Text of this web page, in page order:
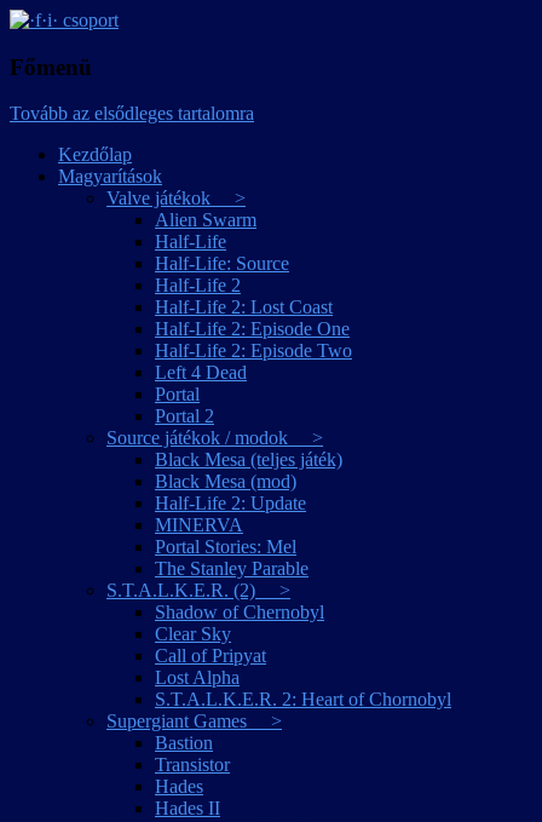
·f·i· csoport
Főmenü
Tovább az elsődleges tartalomra
Kezdőlap
Magyarítások
Valve játékok >
Alien Swarm
Half-Life
Half-Life: Source
Half-Life 2
Half-Life 2: Lost Coast
Half-Life 2: Episode One
Half-Life 2: Episode Two
Left 4 Dead
Portal
Portal 2
Source játékok / modok >
Black Mesa (teljes játék)
Black Mesa (mod)
Half-Life 2: Update
MINERVA
Portal Stories: Mel
The Stanley Parable
S.T.A.L.K.E.R. (2) >
Shadow of Chernobyl
Clear Sky
Call of Pripyat
Lost Alpha
S.T.A.L.K.E.R. 2: Heart of Chornobyl
Supergiant Games >
Bastion
Transistor
Hades
Hades II